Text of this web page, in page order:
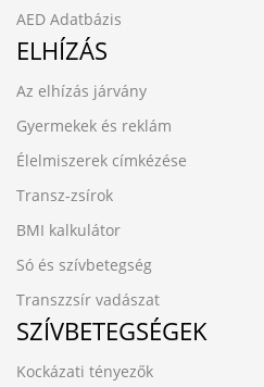
AED Adatbázis
ELHÍZÁS
Az elhízás járvány
Gyermekek és reklám
Élelmiszerek címkézése
Transz-zsírok
BMI kalkulátor
Só és szívbetegség
Transzzsír vadászat
SZÍVBETEGSÉGEK
Kockázati tényezők